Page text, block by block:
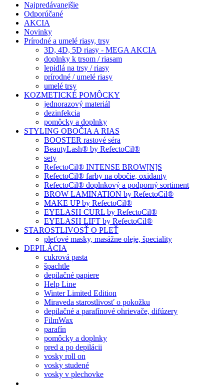
Najpredávanejšie
Odporúčané
AKCIA
Novinky
Prírodné a umelé riasy, trsy
3D, 4D, 5D riasy - MEGA AKCIA
doplnky k trsom / riasam
lepidlá na trsy / riasy
prírodné / umelé riasy
umelé trsy
KOZMETICKÉ POMÔCKY
jednorazový materiál
dezinfekcia
pomôcky a doplnky
STYLING OBOČIA A RIAS
BOOSTER rastové séra
BeautyLash® by RefectoCil®
sety
RefectoCil® INTENSE BROW[N]S
RefectoCil® farby na obočie, oxidanty
RefectoCil® doplnkový a podporný sortiment
BROW LAMINATION by RefectoCil®
MAKE UP by RefectoCil®
EYELASH CURL by RefectoCil®
EYELASH LIFT by RefectoCil®
STAROSTLIVOSŤ O PLEŤ
pleťové masky, masážne oleje, špeciality
DEPILÁCIA
cukrová pasta
špachtle
depilačné papiere
Help Line
Winter Limited Edition
Miraveda starostlivosť o pokožku
depilačné a parafínové ohrievače, difúzery
FilmWax
parafín
pomôcky a doplnky
pred a po depilácii
vosky roll on
vosky studené
vosky v plechovke